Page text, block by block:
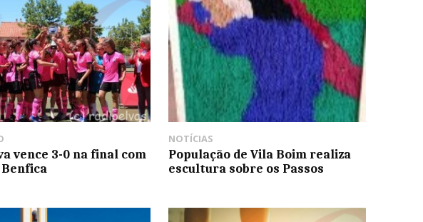
vence 3-0 na final com
NOTÍCIAS
População de Vila Boim realiza
escultura sobre os Passos